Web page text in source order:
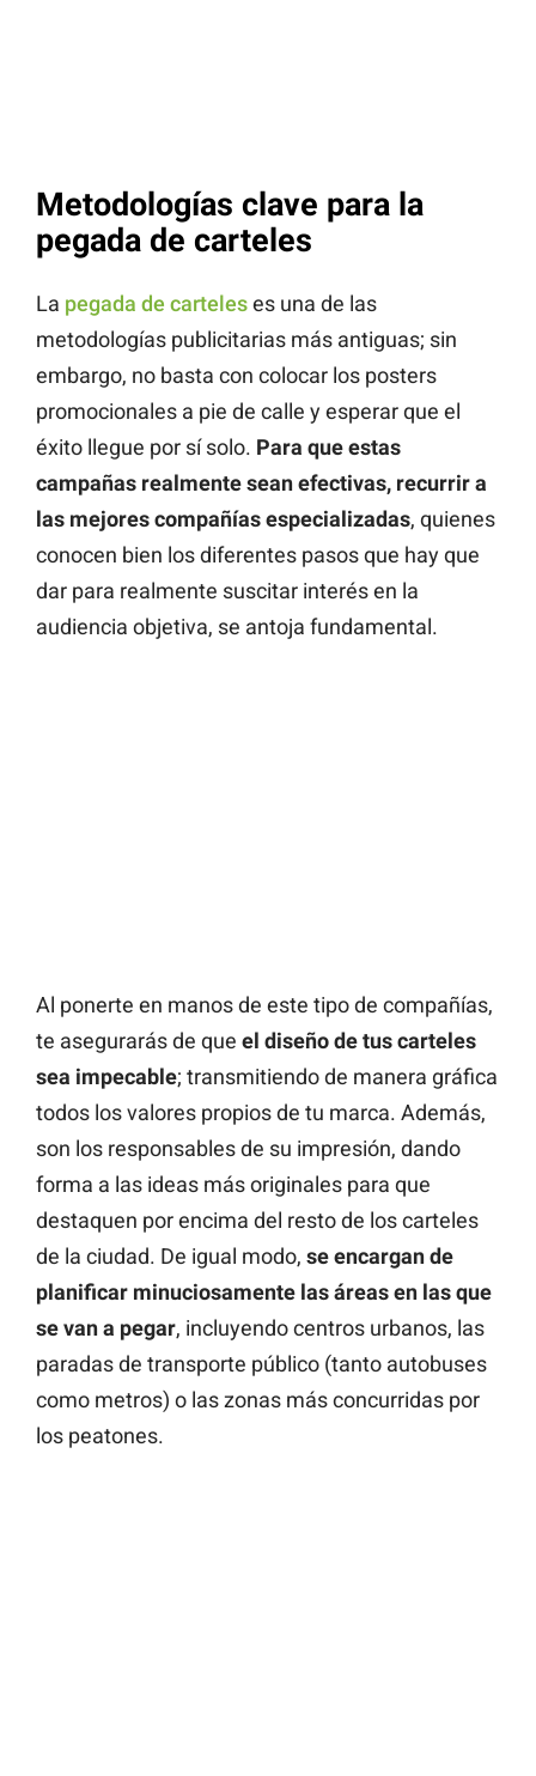
Metodologías clave para la
pegada de carteles
La pegada de carteleses una de las
metodologías publicitarias más antiguas; sin
embargo, no basta con colocar los posters
promocionales a pie de calle y esperar que el
éxito llegue por sí solo. Para que estas
campañas realmente sean efectivas, recurrir a
las mejores compañías especializadas, quienes
conocen bien los diferentes pasos que hay que
dar para realmente suscitar interés en la
audiencia objetiva, se antoja fundamental.
Al ponerte en manos de este tipo de compañías,
te asegurarás de que el diseño de tus carteles
sea impecable; transmitiendo de manera gráfica
todos los valores propios de tu marca. Además,
son los responsables de su impresión, dando
forma a las ideas más originales para que
destaquen por encima del resto de los carteles
de la ciudad. De igual modo, se encargan de
planificar minuciosamente las áreas en las que
se van a pegar, incluyendo centros urbanos, las
paradas de transporte público (tanto autobuses
como metros) o las zonas más concurridas por
los peatones.